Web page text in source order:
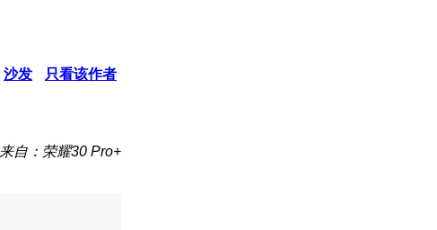
沙发 只看该作者
来自：荣耀30 Pro+